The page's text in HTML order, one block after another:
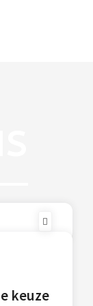
keuze